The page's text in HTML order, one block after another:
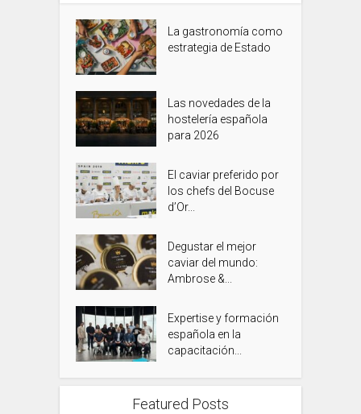
La gastronomía como
estrategia de Estado
Las novedades de la
hostelería española
para 2026
El caviar preferido por
los chefs del Bocuse
d’Or...
Degustar el mejor
caviar del mundo:
Ambrose &...
Expertise y formación
española en la
capacitación...
Featured Posts